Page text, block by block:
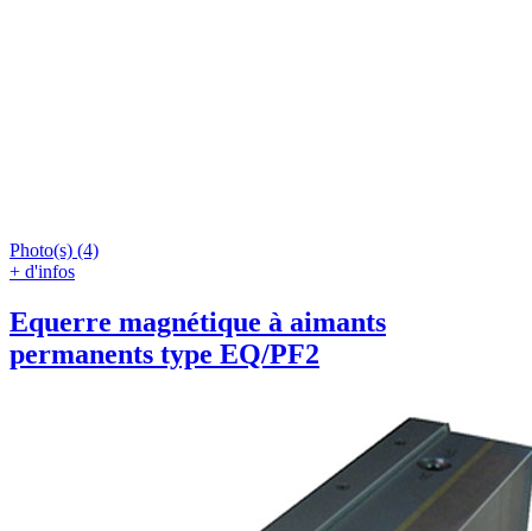
Photo(s) (4)
+ d'infos
Equerre magnétique à aimants
permanents type EQ/PF2